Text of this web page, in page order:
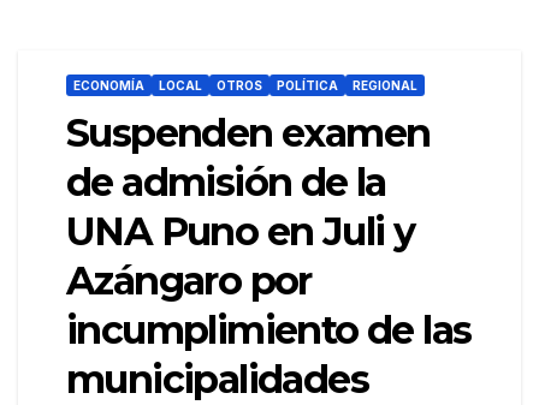
ECONOMÍA LOCAL OTROS POLÍTICA REGIONAL
Suspenden examen
de admisión de la
UNA Puno en Juli y
Azángaro por
incumplimiento de las
municipalidades